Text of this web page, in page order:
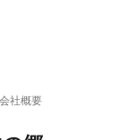
会社概要